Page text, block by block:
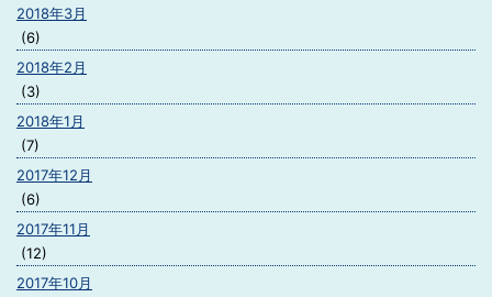
2018年3月
(6)
2018年2月
(3)
2018年1月
(7)
2017年12月
(6)
2017年11月
(12)
2017年10月